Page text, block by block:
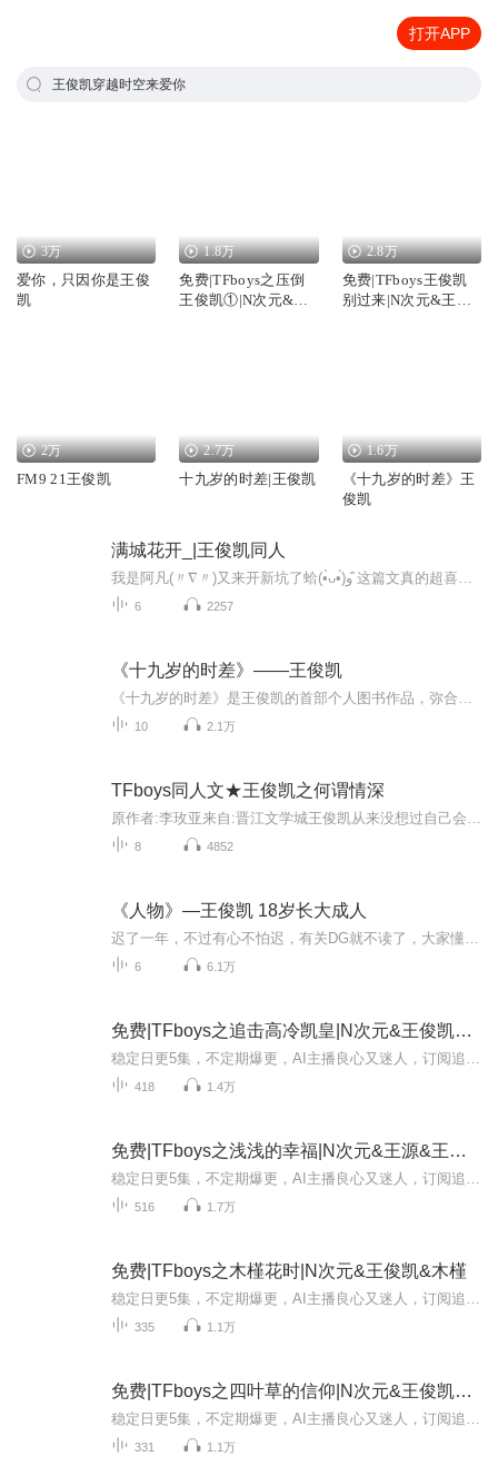
打开APP
王俊凯穿越时空来爱你
3万
爱你，只因你是王俊
凯
1.8万
免费|TFboys之压倒
王俊凯①|N次元&王
2.8万
免费|TFboys王俊凯
别过来|N次元&王俊
2万
FM9 21王俊凯
2.7万
十九岁的时差|王俊凯
1.6万
《十九岁的时差》王
俊凯
满城花开_|王俊凯同人
6 2257
《十九岁的时差》——王俊凯
10 2.1万
TFboys同人文★王俊凯之何谓情深
8 4852
《人物》—王俊凯 18岁长大成人
6 6.1万
免费|TFboys之追击高冷凯皇|N次元&王俊凯&王嵩嵩
418 1.4万
免费|TFboys之浅浅的幸福|N次元&王源&王俊凯
516 1.7万
免费|TFboys之木槿花时|N次元&王俊凯&木槿
335 1.1万
免费|TFboys之四叶草的信仰|N次元&王俊凯&王源
331 1.1万